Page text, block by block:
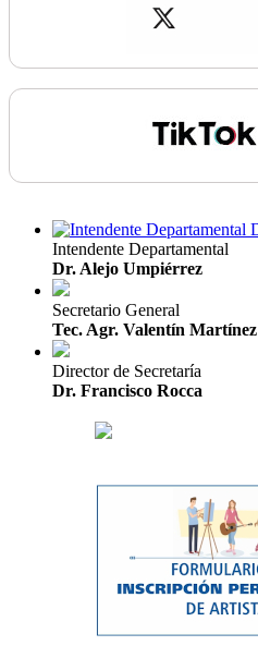
Intendente Departamental
Dr. Alejo Umpiérrez
Secretario General
Tec. Agr. Valentín Martínez
Director de Secretaría
Dr. Francisco Rocca